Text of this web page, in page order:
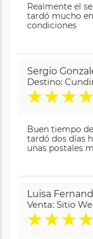
Realmente el
tardó mucho
condiciones
Sergio
Destino:
★★★★
Buen tiempo
tardó dos días
unas postales
Luisa
Venta: Sitio
★★★★